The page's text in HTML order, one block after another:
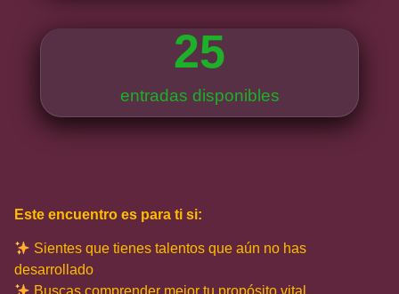
entradas disponibles
25
Este encuentro es para ti si:
Sientes que tienes talentos que aún no has
desarrollado